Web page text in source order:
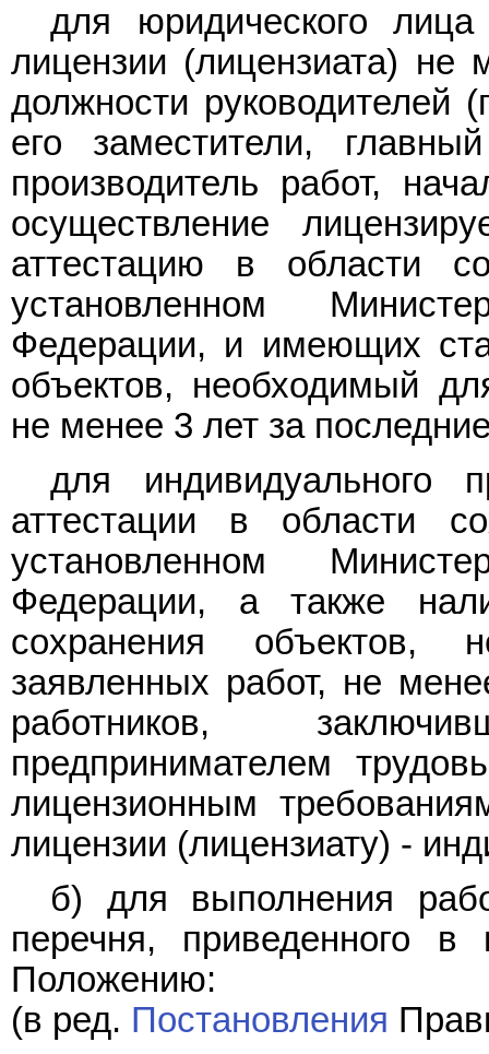
для юридического
лицензии (лицензиата) не
должности руководителей
его заместители,
производитель работ,
осуществление
аттестацию в области
установленном
Федерации, и имеющих
объектов, необходимый
не менее 3 лет за
для индивидуального
аттестации в области
установленном
Федерации, а также
сохранения объектов,
заявленных работ, не
работников,
предпринимателем
лицензионным
лицензии (лицензиату) -
б) для выполнения
перечня, приведенного
Положению:
(в ред. Постановления